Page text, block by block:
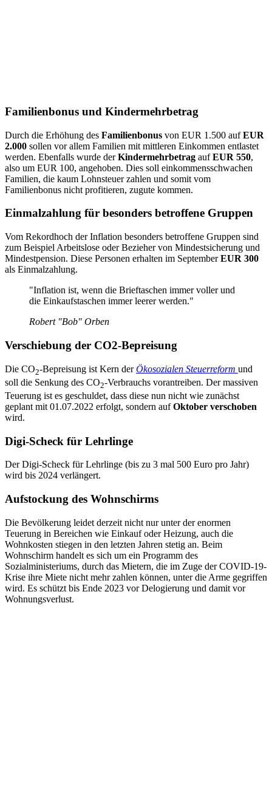
Familienbonus und Kindermehrbetrag
Durch die Erhöhung des Familienbonus von EUR 1.500 aufEUR
2.000 sollen vor allem Familien mit mittleren Einkommen entlastet
werden. Ebenfalls wurde derKindermehrbetrag aufEUR 550,
also um EUR 100, angehoben. Dies soll einkommensschwachen
Familien, die kaum Lohnsteuer zahlen und somit vom
Familienbonus nicht profitieren, zugute kommen.
Einmalzahlung für besonders betroffene Gruppen
Vom Rekordhoch der Inflation besonders betroffene Gruppen sind
zum Beispiel Arbeitslose oder Bezieher von Mindestsicherung und
Mindestpension. Diese Personen erhalten im SeptemberEUR 300
als Einmalzahlung.
"Inflation ist, wenn die Brieftaschen immer voller und
die Einkaufstaschen immer leerer werden."
Robert "Bob" Orben
Verschiebung der CO2-Bepreisung
Die CO2-Bepreisung ist Kern derÖkosozialen Steuerreform und
soll die Senkung des CO2-Verbrauchs vorantreiben. Der massiven
Teuerung ist es geschuldet, dass diese nun nicht wie zunächst
geplant mit 01.07.2022 erfolgt, sondern aufOktober verschoben
wird.
Digi-Scheck für Lehrlinge
Der Digi-Scheck für Lehrlinge (bis zu 3 mal 500 Euro pro Jahr)
wird bis 2024 verlängert.
Aufstockung des Wohnschirms
Die Bevölkerung leidet derzeit nicht nur unter der enormen
Teuerung in Bereichen wie Einkauf oder Heizung, auch die
Wohnkosten stiegen in den letzten Jahren stetig an. Beim
Wohnschirm handelt es sich um ein Programm des
Sozialministeriums, durch das Mietern, die im Zuge der COVID-19-
Krise ihre Miete nicht mehr zahlen können, unter die Arme gegriffen
wird. Es schützt bis Ende 2023 vor Delogierung und damit vor
Wohnungsverlust.